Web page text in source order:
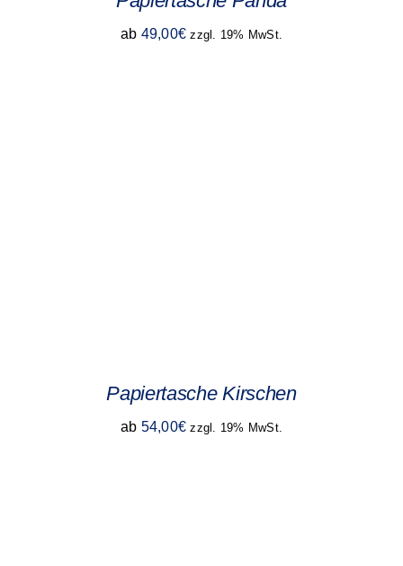
ab 49,00€ zzgl. 19% MwSt.
Papiertasche Kirschen
ab 54,00€ zzgl. 19% MwSt.